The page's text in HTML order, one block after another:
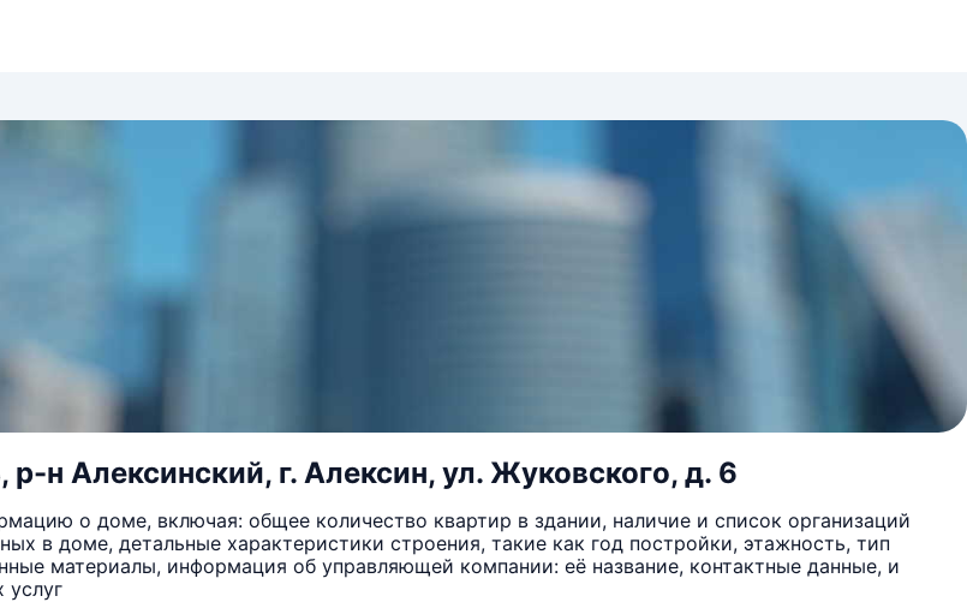
р-н Алексинский, г. Алексин, ул. Жуковского, д. 6
о доме, включая: общее количество квартир в здании, наличие и список организаций
в доме, детальные характеристики строения, такие как год постройки, этажность, тип
материалы, информация об управляющей компании: её название, контактные данные, и
услуг